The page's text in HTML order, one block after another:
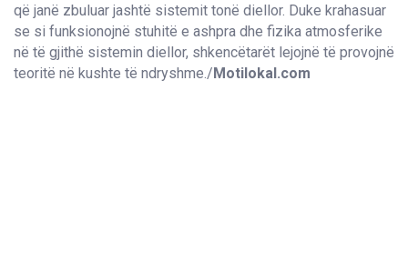
që janë zbuluar jashtë sistemit tonë diellor. Duke krahasuar
se si funksionojnë stuhitë e ashpra dhe fizika atmosferike
në të gjithë sistemin diellor, shkencëtarët lejojnë të provojnë
teoritë në kushte të ndryshme./Motilokal.com